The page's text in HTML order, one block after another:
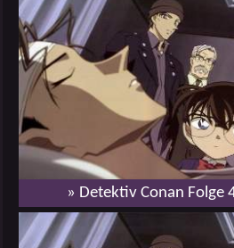
» Detektiv Conan Folge